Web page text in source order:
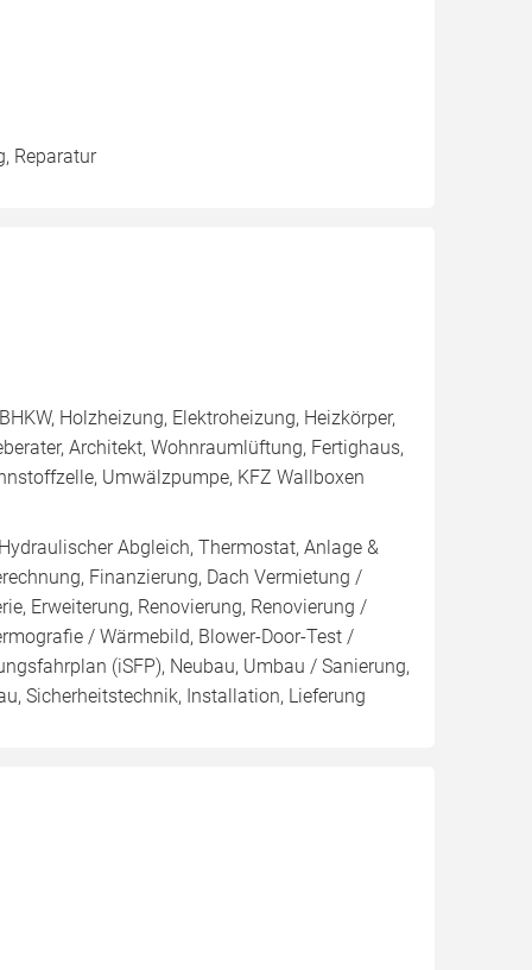
Reparatur
Holzheizung, Elektroheizung, Heizkörper,
Architekt, Wohnraumlüftung, Fertighaus,
Umwälzpumpe, KFZ Wallboxen
Abgleich, Thermostat, Anlage &
Finanzierung, Dach Vermietung /
Erweiterung, Renovierung, Renovierung /
/ Wärmebild, Blower-Door-Test /
(iSFP), Neubau, Umbau / Sanierung,
Sicherheitstechnik, Installation, Lieferung